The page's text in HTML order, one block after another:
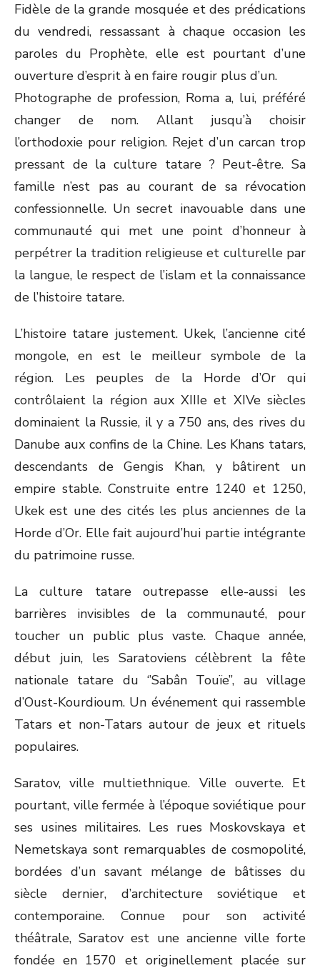
Fidèle de la grande mosquée et des prédications
du vendredi, ressassant à chaque occasion les
paroles du Prophète, elle est pourtant d’une
ouverture d’esprit à en faire rougir plus d’un.
Photographe de profession, Roma a, lui, préféré
changer de nom. Allant jusqu’à choisir
l’orthodoxie pour religion. Rejet d’un carcan trop
pressant de la culture tatare ? Peut-être. Sa
famille n’est pas au courant de sa révocation
confessionnelle. Un secret inavouable dans une
communauté qui met une point d’honneur à
perpétrer la tradition religieuse et culturelle par
la langue, le respect de l’islam et la connaissance
de l’histoire tatare.
L’histoire tatare justement. Ukek, l’ancienne cité
mongole, en est le meilleur symbole de la
région. Les peuples de la Horde d’Or qui
contrôlaient la région aux XIIIe et XIVe siècles
dominaient la Russie, il y a 750 ans, des rives du
Danube aux confins de la Chine. Les Khans tatars,
descendants de Gengis Khan, y bâtirent un
empire stable. Construite entre 1240 et 1250,
Ukek est une des cités les plus anciennes de la
Horde d’Or. Elle fait aujourd’hui partie intégrante
du patrimoine russe.
La culture tatare outrepasse elle-aussi les
barrières invisibles de la communauté, pour
toucher un public plus vaste. Chaque année,
début juin, les Saratoviens célèbrent la fête
nationale tatare du ‘’Sabân Touïe’’, au village
d’Oust-Kourdioum. Un événement qui rassemble
Tatars et non-Tatars autour de jeux et rituels
populaires.
Saratov, ville multiethnique. Ville ouverte. Et
pourtant, ville fermée à l’époque soviétique pour
ses usines militaires. Les rues Moskovskaya et
Nemetskaya sont remarquables de cosmopolité,
bordées d’un savant mélange de bâtisses du
siècle dernier, d’architecture soviétique et
contemporaine. Connue pour son activité
théâtrale, Saratov est une ancienne ville forte
fondée en 1570 et originellement placée sur